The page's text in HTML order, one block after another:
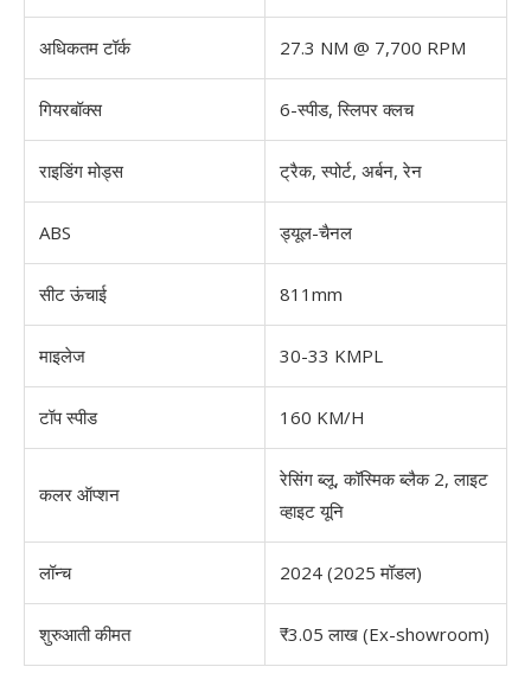
अधिकतम टॉर्क 27.3 NM @ 7,700 RPM
गियरबॉक्स 6-स्पीड, स्लिपर क्लच
राइडिंग मोड्स ट्रैक, स्पोर्ट, अर्बन, रेन
ABS ड्यूल-चैनल
सीट ऊंचाई 811mm
माइलेज 30-33 KMPL
टॉप स्पीड 160 KM/H
कलर ऑप्शन
रेसिंग ब्लू, कॉस्मिक ब्लैक 2, लाइट
व्हाइट यूनि
लॉन्च 2024 (2025 मॉडल)
शुरुआती कीमत ₹3.05 लाख (Ex-showroom)